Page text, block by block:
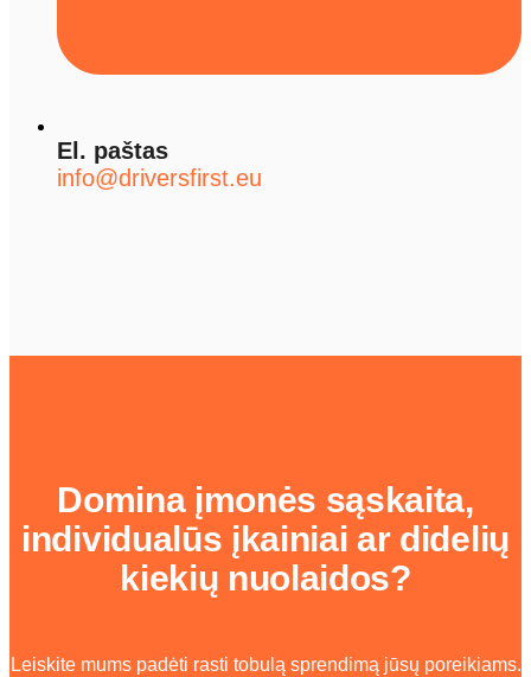
El. paštas
info@driversfirst.eu
Domina įmonės sąskaita,
individualūs įkainiai ar didelių
kiekių nuolaidos?
Leiskite mums padėti rasti tobulą sprendimą jūsų poreikiams.